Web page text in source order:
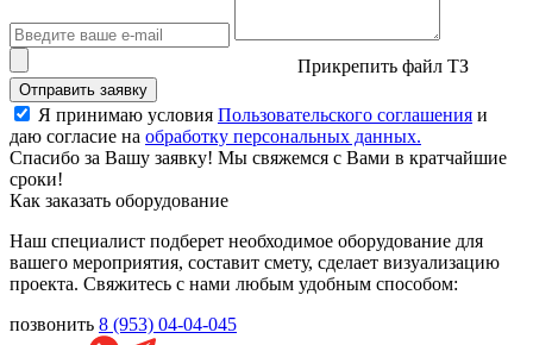
Прикрепить файл ТЗ
Отправить заявку
Я принимаю условия Пользовательского соглашения и
даю согласие на обработку персональных данных.
Спасибо за Вашу заявку! Мы свяжемся с Вами в кратчайшие
сроки!
Как заказать оборудование
Наш специалист подберет необходимое оборудование для
вашего мероприятия, составит смету, сделает визуализацию
проекта. Свяжитесь с нами любым удобным способом:
позвонить 8 (953) 04-04-045